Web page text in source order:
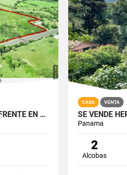
SE VENDE FINCA CON AMPLIO FRENTE EN CARRETERA DIVISA - CHITRÉ
CASA VENTA
Panama
2
Alcobas